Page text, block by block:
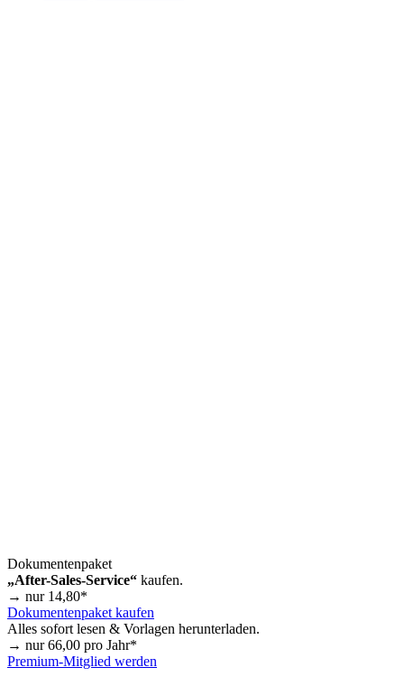
Dokumentenpaket
„After-Sales-Service“ kaufen.
→ nur 14,80*
Dokumentenpaket kaufen
Alles sofort lesen & Vorlagen herunterladen.
→ nur66,00 pro Jahr*
Premium-Mitglied werden